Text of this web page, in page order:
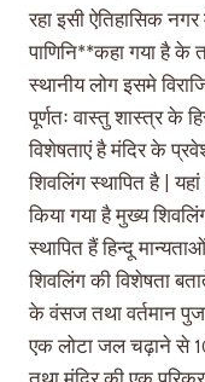
रहा इसी ऐतिहासिक नगर
पाणिनि**कहा गया है के
स्थानीय लोग इसमे
पूर्णतः वास्तु शास्त्र के
विशेषताएं है मंदिर के
शिवलिंग स्थापित है |
किया गया है मुख्य
स्थापित हैं हिन्दू
शिवलिंग की विशेषता
के वंसज तथा वर्तमान
एक लोटा जल चढ़ाने से